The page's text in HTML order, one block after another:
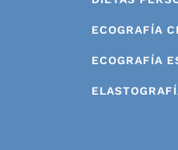
ECOGRAFÍA
ECOGRAFÍA